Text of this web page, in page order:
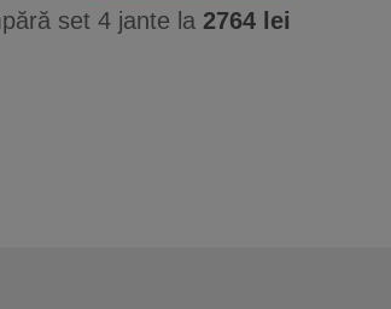
set 4 jante la 2764 lei